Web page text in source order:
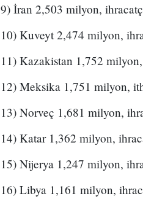
9) İran 2,503 milyon,
10) Kuveyt 2,474 milyon,
11) Kazakistan 1,752
12) Meksika 1,751 milyon,
13) Norveç 1,681 milyon,
14) Katar 1,362 milyon,
15) Nijerya 1,247 milyon,
16) Libya 1,161 milyon,